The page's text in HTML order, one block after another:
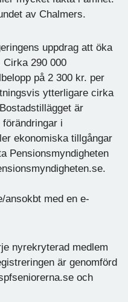
av Chalmers.
uppdrag att öka
Cirka 290 000
på 2 300 kr. per
ytterligare cirka
är
i
ekonomiska tillgångar
Pensionsmyndigheten
ansokbt med en e-
nyrekryterad medlem
är genomförd
och